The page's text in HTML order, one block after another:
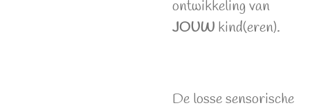
ontwikkeling van
JOUW kind(eren).
De losse sensorische